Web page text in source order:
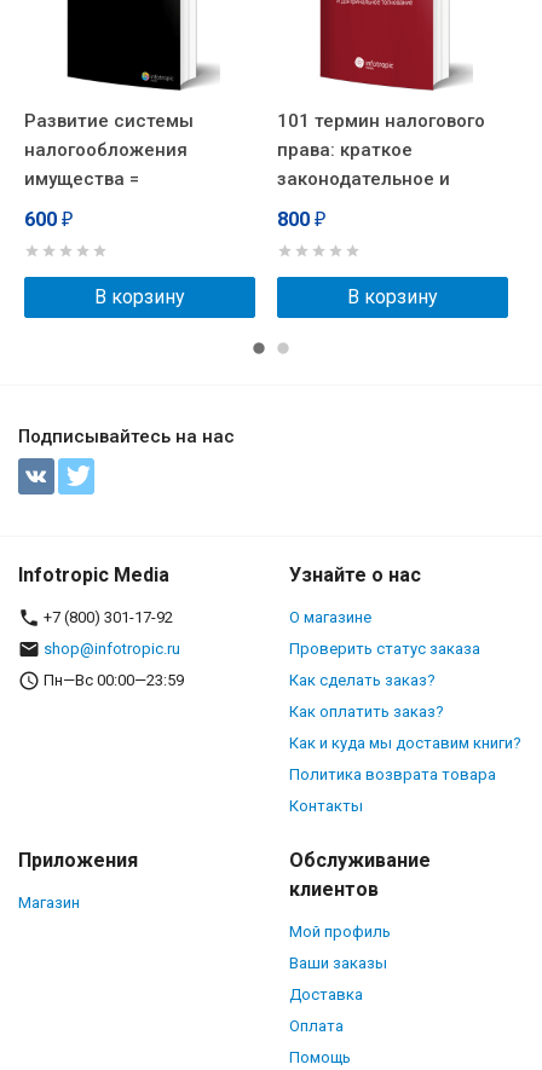
Развитие системы
налогообложения
имущества =
Development of Property
600 ₽
В корзину
101 термин налогового
права: краткое
законодательное и
доктринальное
800 ₽
В корзину
Подписывайтесь на нас
Infotropic Media
+7 (800) 301-17-92
shop@infotropic.ru
Пн—Вс 00:00—23:59
Узнайте о нас
О магазине
Проверить статус заказа
Как сделать заказ?
Как оплатить заказ?
Как и куда мы доставим книги?
Политика возврата товара
Контакты
Приложения
Магазин
Обслуживание
клиентов
Мой профиль
Ваши заказы
Доставка
Оплата
Помощь